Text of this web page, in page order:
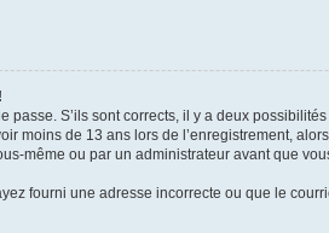
passe. S’ils sont corrects, il y a deux possibilités
moins de 13 ans lors de l’enregistrement,
même ou par un administrateur avant que
fourni une adresse incorrecte ou que le